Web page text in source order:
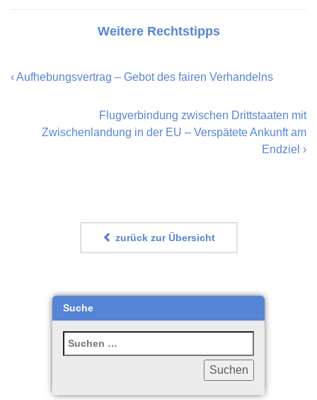
Weitere Rechtstipps
‹Aufhebungsvertrag – Gebot des fairen Verhandelns
Flugverbindung zwischen Drittstaaten mit
Zwischenlandung in der EU – Verspätete Ankunft am
Endziel ›
zurück zur Übersicht
Suche